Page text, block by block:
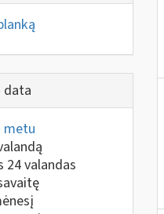
data
metu
24 valandas